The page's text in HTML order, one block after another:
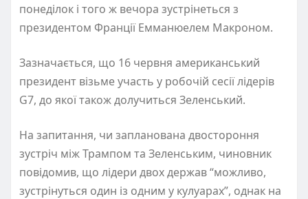
понеділок і того ж вечора зустрінеться з
президентом Франції Емманюелем Макроном.
Зазначається, що 16 червня американський
президент візьме участь у робочій сесії лідерів
G7, до якої також долучиться Зеленський.
На запитання, чи запланована двостороння
зустріч між Трампом та Зеленським, чиновник
повідомив, що лідери двох держав “можливо,
зустрінуться один із одним у кулуарах”, однак на